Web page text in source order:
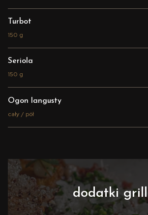
Turbot
150 g
Seriola
150 g
Ogon langusty
cały / pół
dodatki grill